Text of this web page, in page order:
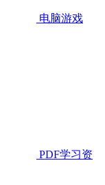
电脑游戏
PDF学习资